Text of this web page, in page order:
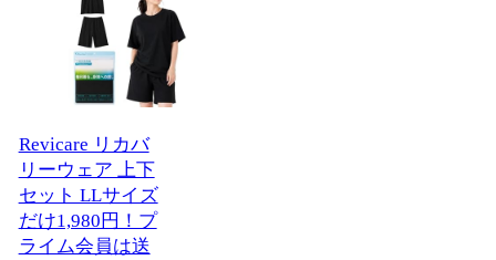
Revicare リカバ
リーウェア 上下
セット LLサイズ
だけ1,980円！プ
ライム会員は送